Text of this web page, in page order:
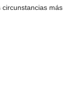
más